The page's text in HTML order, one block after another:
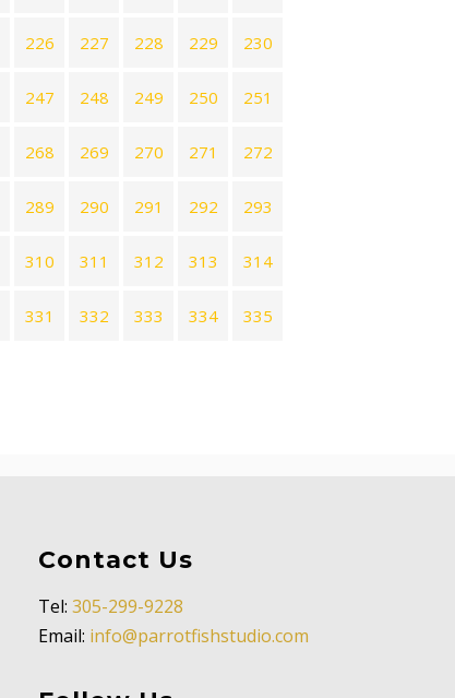
226 227 228 229 230
247 248 249 250 251
268 269 270 271 272
289 290 291 292 293
310 311 312 313 314
331 332 333 334 335
Contact Us
Tel: 305-299-9228
Email: info@parrotfishstudio.com